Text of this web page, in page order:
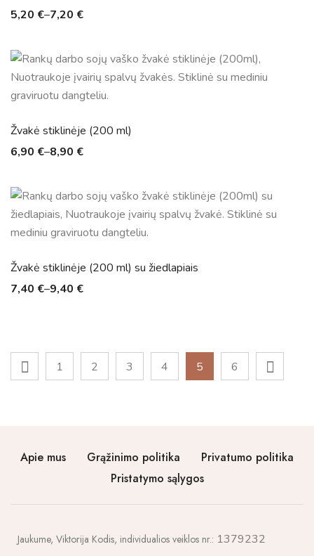
5,20 €–7,20 €
Žvakė stiklinėje (200 ml)
6,90 €–8,90 €
Žvakė stiklinėje (200 ml) su žiedlapiais
7,40 €–9,40 €
1 2 3 4 5 6
Apie mus Grąžinimo politika
Privatumo politika
Pristatymo sąlygos
Jaukume, Viktorija Kodis, individualios veiklos nr.: 1379232